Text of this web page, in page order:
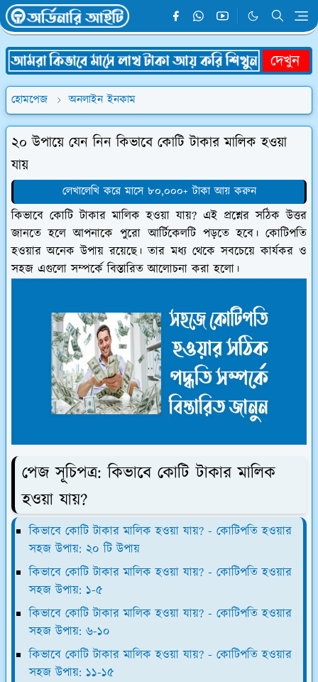
হোমপেজ অনলাইন ইনকাম
২০ উপায়ে যেন নিন কিভাবে কোটি টাকার মালিক হওয়া
যায়
লেখালেখি করে মাসে ৮০,০০০+ টাকা আয় করুন
কিভাবে কোটি টাকার মালিক হওয়া যায়? এই প্রশ্নের সঠিক উত্তর
জানতে হলে আপনাকে পুরো আর্টিকেলটি পড়তে হবে। কোটিপতি
হওয়ার অনেক উপায় রয়েছে। তার মধ্য থেকে সবচেয়ে কার্যকর ও
সহজ এগুলো সম্পর্কে বিস্তারিত আলোচনা করা হলো।
পেজসূচিপত্র:কিভাবে কোটি টাকার মালিক
হওয়া যায়?
কিভাবে কোটি টাকার মালিক হওয়া যায়? - কোটিপতি হওয়ার
সহজ উপায়: ২০ টি উপায়
কিভাবে কোটি টাকার মালিক হওয়া যায়? - কোটিপতি হওয়ার
সহজ উপায়: ১-৫
কিভাবে কোটি টাকার মালিক হওয়া যায়? - কোটিপতি হওয়ার
সহজ উপায়: ৬-১০
কিভাবে কোটি টাকার মালিক হওয়া যায়? - কোটিপতি হওয়ার
সহজ উপায়: ১১-১৫